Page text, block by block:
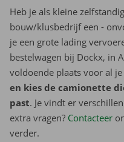
Heb je als kleine
bouw/klusbedrijf een -
je een grote lading
bestelwagen bij Dockx, in
voldoende plaats voor al
en kies de camionette
past. Je vindt er
extra vragen? Contacteer
verder.